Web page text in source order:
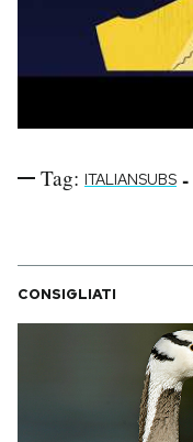
Tag: ITALIANSUBS -
CONSIGLIATI